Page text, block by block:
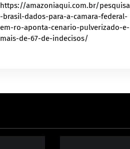
https://amazoniaqui.com.br/pesquisa
-brasil-dados-para-a-camara-federal-
em-ro-aponta-cenario-pulverizado-e-
mais-de-67-de-indecisos/